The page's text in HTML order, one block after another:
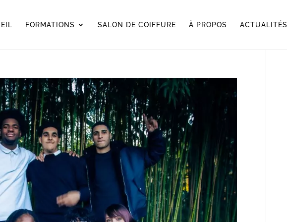
FORMATIONS SALON DE COIFFURE À PROPOS ACTUALITÉS